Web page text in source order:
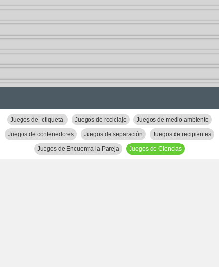
Juegos de -etiqueta- Juegos de reciclaje Juegos de medio ambiente
Juegos de contenedores Juegos de separación Juegos de recipientes
Juegos de Encuentra la Pareja Juegos de Ciencias